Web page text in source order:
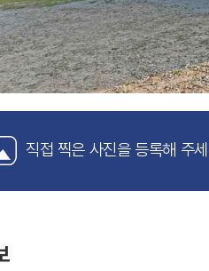
직접 찍은 사진을 등록해 주